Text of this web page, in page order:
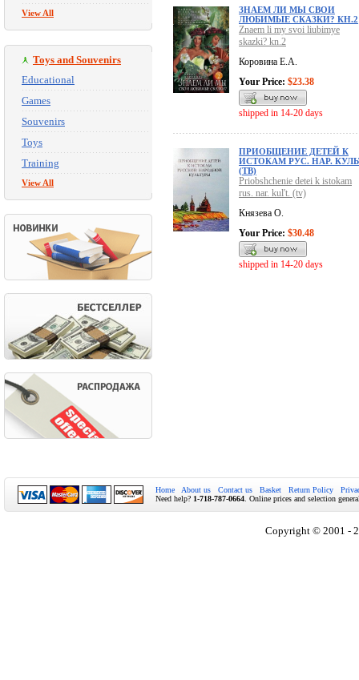
View All
Toys and Souvenirs
Educational
Games
Souvenirs
Toys
Training
View All
ЗНАЕМ ЛИ МЫ СВОИ
ЛЮБИМЫЕ СКАЗКИ? КН.2
Znaem li my svoi liubimye
skazki? kn.2
Коровина Е.А.
Your Price: $23.38
shipped in 14-20 days
ПРИОБЩЕНИЕ ДЕТЕЙ К
ИСТОКАМ РУС. НАР.
(ТВ)
Priobshchenie detei k istokam
rus. nar. kul't. (tv)
Князева О.
Your Price: $30.48
shipped in 14-20 days
Home About us Contact us Basket Return Policy
Need help? 1-718-787-0664 . Online prices and selection
Copyright © 2001 -